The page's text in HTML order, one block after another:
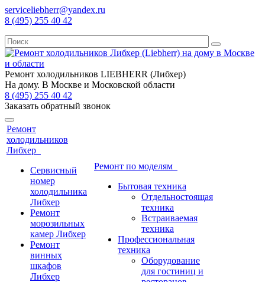
serviceliebherr@yandex.ru
8 (495) 255 40 42
Ремонт холодильников LIEBHERR (Либхер)
На дому. В Москве и Московской области
8 (495) 255 40 42
Заказать обратный звонок
Ремонт
холодильников
Либхер
Сервисный
номер
холодильника
Либхер
Ремонт
морозильных
камер Либхер
Ремонт
винных
шкафов
Либхер
Ремонт по моделям
Бытовая техника
Отдельностоящая
техника
Встраиваемая
техника
Профессиональная
техника
Оборудование
для гостиниц и